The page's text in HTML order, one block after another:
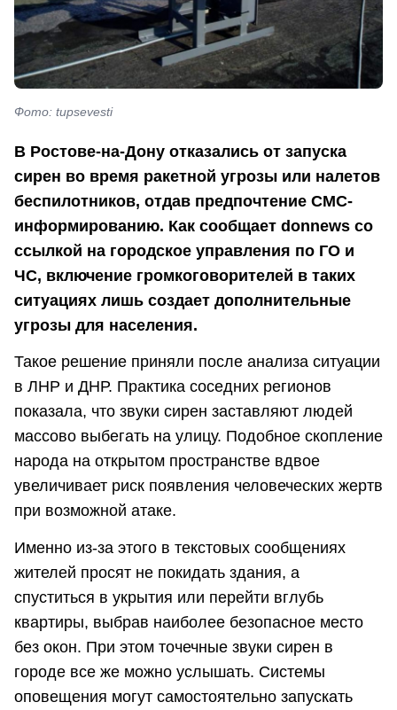
Фото: tupsevesti
В Ростове-на-Дону отказались от запуска
сирен во время ракетной угрозы или налетов
беспилотников, отдав предпочтение СМС-
информированию. Как сообщает donnews со
ссылкой на городское управления по ГО и
ЧС, включение громкоговорителей в таких
ситуациях лишь создает дополнительные
угрозы для населения.
Такое решение приняли после анализа ситуации
в ЛНР и ДНР. Практика соседних регионов
показала, что звуки сирен заставляют людей
массово выбегать на улицу. Подобное скопление
народа на открытом пространстве вдвое
увеличивает риск появления человеческих жертв
при возможной атаке.
Именно из-за этого в текстовых сообщениях
жителей просят не покидать здания, а
спуститься в укрытия или перейти вглубь
квартиры, выбрав наиболее безопасное место
без окон. При этом точечные звуки сирен в
городе все же можно услышать. Системы
оповещения могут самостоятельно запускать